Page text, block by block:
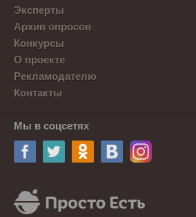
Эксперты
Архив опросов
Конкурсы
О проекте
Рекламодателю
Контакты
Мы в соцсетях